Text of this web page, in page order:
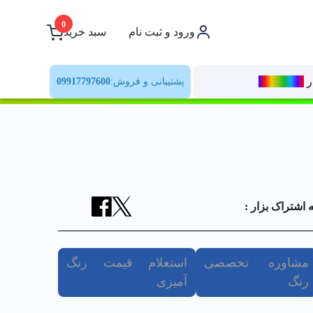
ورود و ثبت نام سبد خرید
0
پشتیبانی و فروش:09917797600
اشتراک بزار :
مشاوره تخصصی
رنگ
استعلام قیمت رنگ
آمیزی